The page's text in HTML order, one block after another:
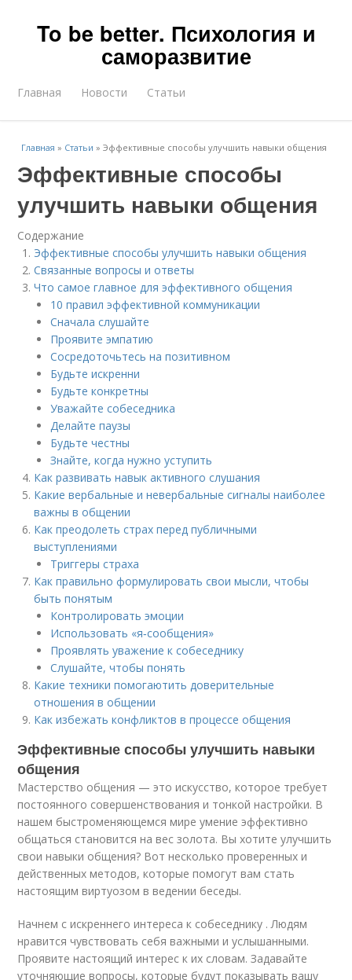
To be better. Психология и
саморазвитие
Главная Новости Статьи
Главная » Статьи »Эффективные способы улучшить навыки общения
Эффективные способы
улучшить навыки общения
Содержание
Эффективные способы улучшить навыки общения
Связанные вопросы и ответы
Что самое главное для эффективного общения
10 правил эффективной коммуникации
Сначала слушайте
Проявите эмпатию
Сосредоточьтесь на позитивном
Будьте искренни
Будьте конкретны
Уважайте собеседника
Делайте паузы
Будьте честны
Знайте, когда нужно уступить
Как развивать навык активного слушания
Какие вербальные и невербальные сигналы наиболее
важны в общении
Как преодолеть страх перед публичными
выступлениями
Триггеры страха
Как правильно формулировать свои мысли, чтобы
быть понятым
Контролировать эмоции
Использовать «я‑сообщения»
Проявлять уважение к собеседнику
Слушайте, чтобы понять
Какие техники помогаютить доверительные
отношения в общении
Как избежать конфликтов в процессе общения
Эффективные способы улучшить навыки
общения
Мастерство общения — это искусство, которое требует
постоянного совершенствования и тонкой настройки. В
нашем быстроменяющемся мире умение эффективно
общаться становится на вес золота. Вы хотите улучшить
свои навыки общения? Вот несколько проверенных и
действенных методов, которые помогут вам стать
настоящим виртуозом в ведении беседы.
Начнем с искреннего интереса к собеседнику . Людям
нравится чувствовать себя важными и услышанными.
Проявите настоящий интерес к их словам. Задавайте
уточняющие вопросы, которые будут показывать вашу